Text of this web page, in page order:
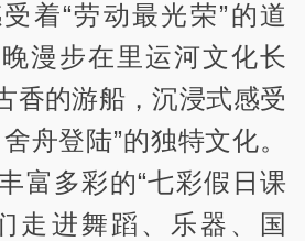
着“劳动最光荣”的道
漫步在里运河文化长
香的游船，沉浸式感受
舟登陆”的独特文化。
富多彩的“七彩假日课
走进舞蹈、乐器、国